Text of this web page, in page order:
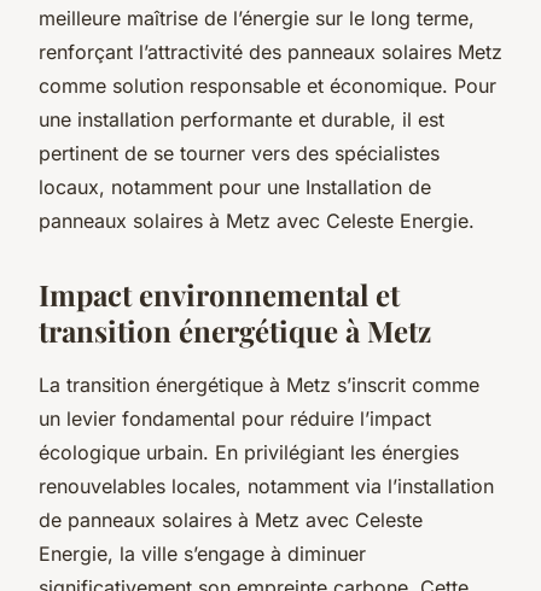
meilleure maîtrise de l’énergie sur le long terme,
renforçant l’attractivité des panneaux solaires Metz
comme solution responsable et économique. Pour
une installation performante et durable, il est
pertinent de se tourner vers des spécialistes
locaux, notamment pour une Installation de
panneaux solaires à Metz avec Celeste Energie.
Impact environnemental et
transition énergétique à Metz
La transition énergétique à Metz s’inscrit comme
un levier fondamental pour réduire l’impact
écologique urbain. En privilégiant les énergies
renouvelables locales, notamment via l’installation
de panneaux solaires à Metz avec Celeste
Energie, la ville s’engage à diminuer